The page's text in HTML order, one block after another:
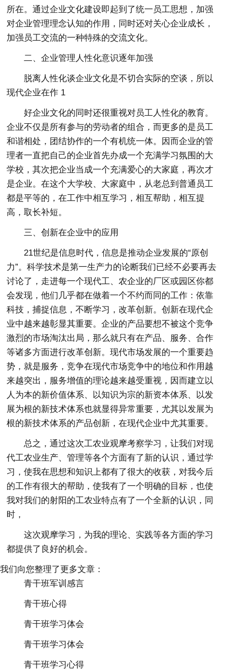
所在。通过企业文化建设即起到了统一员工思想，加强
对企业管理理念认知的作用，同时还对关心企业成长，
加强员工交流的一种特殊的交流文化。
二、企业管理人性化意识逐年加强
脱离人性化谈企业文化是不切合实际的空谈，所以
现代企业在作 1
好企业文化的同时还很重视对员工人性化的教育。
企业不仅是所有参与的劳动者的组合，而更多的是员工
和谐相处，团结协作的一个有机统一体。因而企业的管
理者一直把自己的企业首先办成一个充满学习氛围的大
学校，其次把企业当成一个充满爱心的大家庭，再次才
是企业。在这个大学校、大家庭中，从老总到普通员工
都是平等的，在工作中相互学习，相互帮助，相互提
高，取长补短。
三、创新在企业中的应用
21世纪是信息时代，信息是推动企业发展的“原创
力”。科学技术是第一生产力的论断我们已经不必要再去
讨论了，走进每一个现代工、农企业的厂区或园区你都
会发现，他们几乎都在做着一个不约而同的工作：依靠
科技，捕捉信息，不断学习，改革创新。创新在现代企
业中越来越彰显其重要。企业的产品要想不被这个竞争
激烈的市场淘汰出局，那么就只有在产品、服务、合作
等诸多方面进行改革创新。现代市场发展的一个重要趋
势，就是服务，竞争在现代市场竞争中的地位和作用越
来越突出，服务增值的理论越来越受重视，因而建立以
人为本的新价值体系、以知识为宗的新资本体系、以发
展为根的新技术体系也就显得异常重要，尤其以发展为
根的新技术体系的产品创新，在现代企业中尤其重要。
总之，通过这次工农业观摩考察学习，让我们对现
代工农业生产、管理等各个方面有了新的认识，通过学
习，使我在思想和知识上都有了很大的收获，对我今后
的工作有很大的帮助，使我有了一个明确的目标，也使
我对我们的射阳的工农业特点有了一个全新的认识，同
时，
这次观摩学习，为我的理论、实践等各方面的学习
都提供了良好的机会。
我们向您整理了更多文章：
青干班军训感言
青干班心得
青干班学习体会
青干班学习体会
青干班学习心得